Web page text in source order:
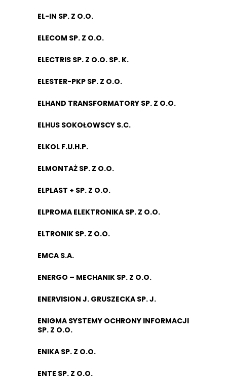
EL-IN SP. Z O.O.
ELECOM SP. Z O.O.
ELECTRIS SP. Z O.O. SP. K.
ELESTER-PKP SP. Z O.O.
ELHAND TRANSFORMATORY SP. Z O.O.
ELHUS SOKOŁOWSCY S.C.
ELKOL F.U.H.P.
ELMONTAŻ SP. Z O.O.
ELPLAST + SP. Z O.O.
ELPROMA ELEKTRONIKA SP. Z O.O.
ELTRONIK SP. Z O.O.
EMCA S.A.
ENERGO – MECHANIK SP. Z O.O.
ENERVISION J. GRUSZECKA SP. J.
ENIGMA SYSTEMY OCHRONY INFORMACJI
SP. Z O.O.
ENIKA SP. Z O.O.
ENTE SP. Z O.O.